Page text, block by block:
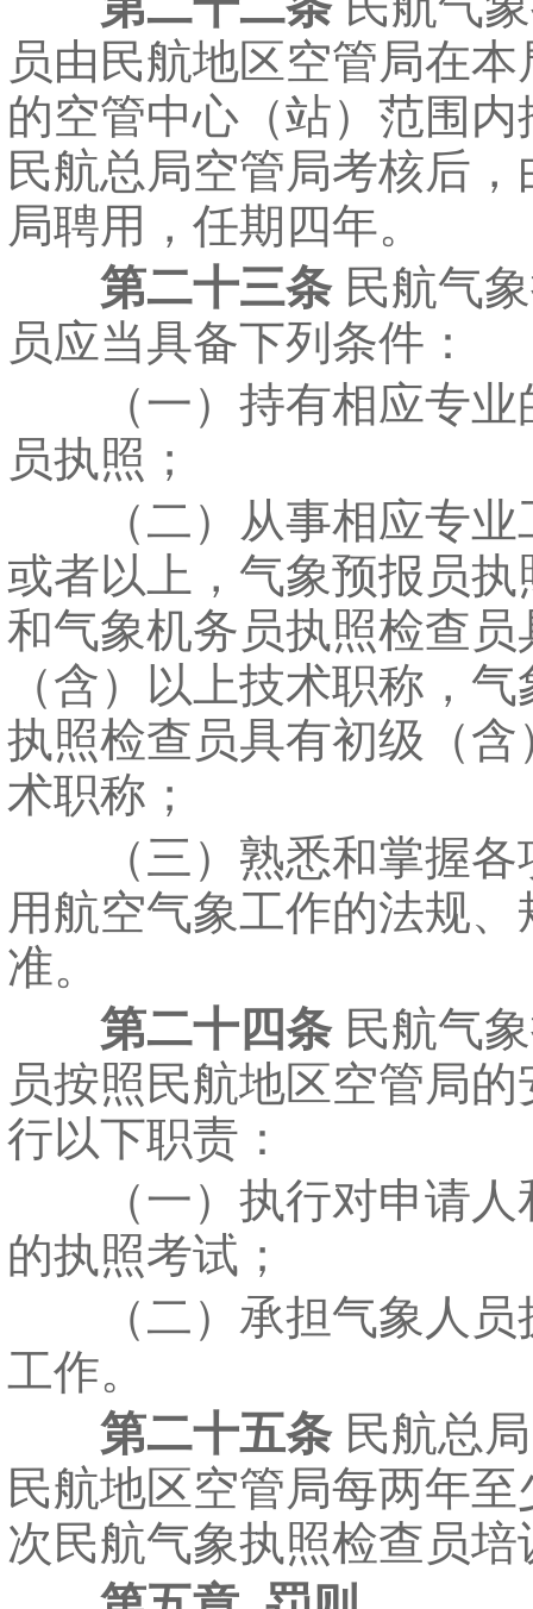
员由民航地区空管局在
的空管中心（站）范围内
民航总局空管局考核后
局聘用，任期四年。
第二十三条民航气
员应当具备下列条件：
（一）持有相应专业
员执照；
（二）从事相应专业
或者以上，气象预报员执
和气象机务员执照检查员
（含）以上技术职称，
执照检查员具有初级（含
术职称；
（三）熟悉和掌握各
用航空气象工作的法规、
准。
第二十四条民航气
员按照民航地区空管局
行以下职责：
（一）执行对申请人
的执照考试；
（二）承担气象人员
工作。
第二十五条民航总
民航地区空管局每两年
次民航气象执照检查员培